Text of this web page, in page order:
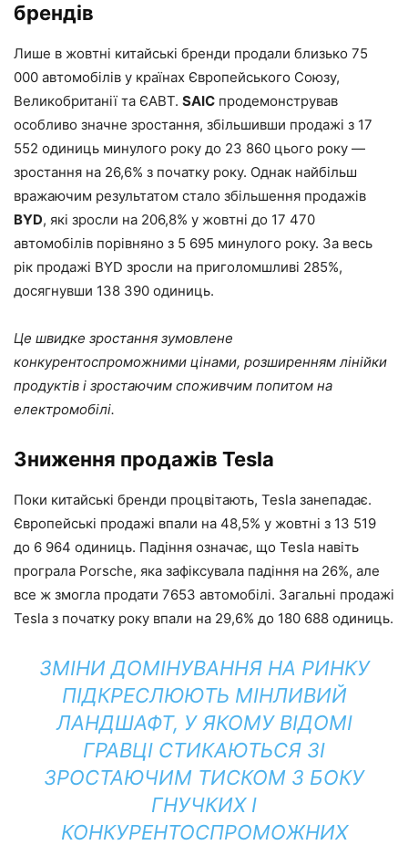
брендів
Лише в жовтні китайські бренди продали близько 75
000 автомобілів у країнах Європейського Союзу,
Великобританії та ЄАВТ. SAIC продемонстрував
особливо значне зростання, збільшивши продажі з 17
552 одиниць минулого року до 23 860 цього року —
зростання на 26,6% з початку року. Однак найбільш
вражаючим результатом стало збільшення продажів
BYD, які зросли на 206,8% у жовтні до 17 470
автомобілів порівняно з 5 695 минулого року. За весь
рік продажі BYD зросли на приголомшливі 285%,
досягнувши 138 390 одиниць.
Це швидке зростання зумовлене
конкурентоспроможними цінами, розширенням лінійки
продуктів і зростаючим споживчим попитом на
електромобілі.
Зниження продажів Tesla
Поки китайські бренди процвітають, Tesla занепадає.
Європейські продажі впали на 48,5% у жовтні з 13 519
до 6 964 одиниць. Падіння означає, що Tesla навіть
програла Porsche, яка зафіксувала падіння на 26%, але
все ж змогла продати 7653 автомобілі. Загальні продажі
Tesla з початку року впали на 29,6% до 180 688 одиниць.
ЗМІНИ ДОМІНУВАННЯ НА РИНКУ
ПІДКРЕСЛЮЮТЬ МІНЛИВИЙ
ЛАНДШАФТ, У ЯКОМУ ВІДОМІ
ГРАВЦІ СТИКАЮТЬСЯ ЗІ
ЗРОСТАЮЧИМ ТИСКОМ З БОКУ
ГНУЧКИХ І
КОНКУРЕНТОСПРОМОЖНИХ